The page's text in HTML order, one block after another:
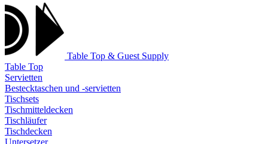
Table Top & Guest Supply
Table Top
Servietten
Bestecktaschen und -servietten
Tischsets
Tischmitteldecken
Tischläufer
Tischdecken